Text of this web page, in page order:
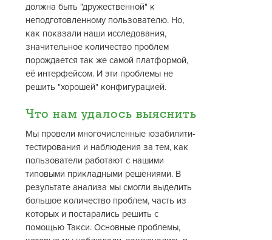
должна быть "дружественной" к
неподготовленному пользователю. Но,
как показали наши исследования,
значительное количество проблем
порождается так же самой платформой,
её интерфейсом. И эти проблемы не
решить "хорошей" конфигурацией.
Что нам удалось выяснить
Мы провели многочисленные юзабилити-
тестирования и наблюдения за тем, как
пользователи работают с нашими
типовыми прикладными решениями. В
результате анализа мы смогли выделить
большое количество проблем, часть из
которых и постарались решить с
помощью Такси. Основные проблемы,